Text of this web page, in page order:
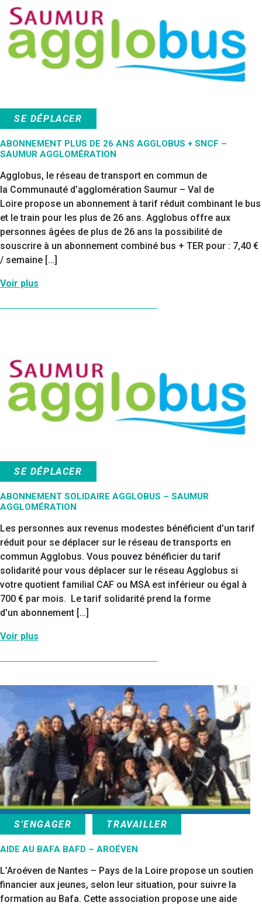
SE DÉPLACER
ABONNEMENT PLUS DE 26 ANS AGGLOBUS + SNCF –
SAUMUR AGGLOMÉRATION
Agglobus, le réseau de transport en commun de
la Communauté d’agglomération Saumur – Val de
Loire propose un abonnement à tarif réduit combinant le bus
et le train pour les plus de 26 ans. Agglobus offre aux
personnes âgées de plus de 26 ans la possibilité de
souscrire à un abonnement combiné bus + TER pour : 7,40 €
/ semaine […]
Voir plus
SE DÉPLACER
ABONNEMENT SOLIDAIRE AGGLOBUS – SAUMUR
AGGLOMÉRATION
Les personnes aux revenus modestes bénéficient d’un tarif
réduit pour se déplacer sur le réseau de transports en
commun Agglobus. Vous pouvez bénéficier du tarif
solidarité pour vous déplacer sur le réseau Agglobus si
votre quotient familial CAF ou MSA est inférieur ou égal à
700 € par mois. Le tarif solidarité prend la forme
d’un abonnement […]
Voir plus
S'ENGAGER TRAVAILLER
AIDE AU BAFA BAFD – AROÉVEN
L’Aroéven de Nantes – Pays de la Loire​ propose un soutien
financier aux jeunes, selon leur situation, pour suivre la
formation au Bafa. Cette association propose une aide